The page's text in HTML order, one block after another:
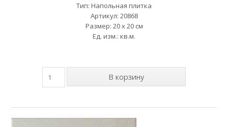
Тип: Напольная плитка
Артикул: 20868
Размер: 20 x 20 см
Ед. изм.: кв.м.